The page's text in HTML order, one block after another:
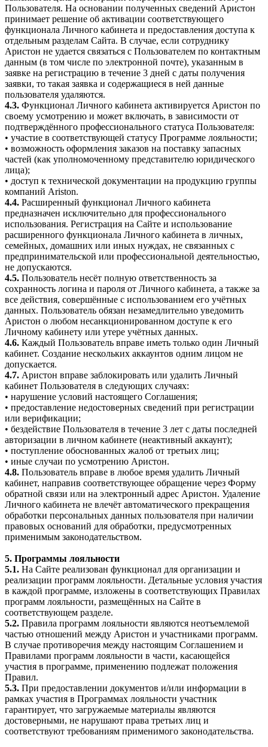
Пользователя. На основании полученных сведений Аристон
принимает решение об активации соответствующего
функционала Личного кабинета и предоставления доступа к
отдельным разделам Сайта. В случае, если сотруднику
Аристон не удается связаться с Пользователем по контактным
данным (в том числе по электронной почте), указанным в
заявке на регистрацию в течение 3 дней с даты получения
заявки, то такая заявка и содержащиеся в ней данные
пользователя удаляются.
4.3. Функционал Личного кабинета активируется Аристон по
своему усмотрению и может включать, в зависимости от
подтверждённого профессионального статуса Пользователя:
• участие в соответствующей статусу Программе лояльности;
• возможность оформления заказов на поставку запасных
частей (как уполномоченному представителю юридического
лица);
• доступ к технической документации на продукцию группы
компаний Ariston.
4.4. Расширенный функционал Личного кабинета
предназначен исключительно для профессионального
использования. Регистрация на Сайте и использование
расширенного функционала Личного кабинета в личных,
семейных, домашних или иных нуждах, не связанных с
предпринимательской или профессиональной деятельностью,
не допускаются.
4.5. Пользователь несёт полную ответственность за
сохранность логина и пароля от Личного кабинета, а также за
все действия, совершённые с использованием его учётных
данных. Пользователь обязан незамедлительно уведомить
Аристон о любом несанкционированном доступе к его
Личному кабинету или утере учётных данных.
4.6. Каждый Пользователь вправе иметь только один Личный
кабинет. Создание нескольких аккаунтов одним лицом не
допускается.
4.7. Аристон вправе заблокировать или удалить Личный
кабинет Пользователя в следующих случаях:
• нарушение условий настоящего Соглашения;
• предоставление недостоверных сведений при регистрации
или верификации;
• бездействие Пользователя в течение 3 лет с даты последней
авторизации в личном кабинете (неактивный аккаунт);
• поступление обоснованных жалоб от третьих лиц;
• иные случаи по усмотрению Аристон.
4.8. Пользователь вправе в любое время удалить Личный
кабинет, направив соответствующее обращение через Форму
обратной связи или на электронный адрес Аристон. Удаление
Личного кабинета не влечёт автоматического прекращения
обработки персональных данных пользователя при наличии
правовых оснований для обработки, предусмотренных
применимым законодательством.
5. Программы лояльности
5.1. На Сайте реализован функционал для организации и
реализации программ лояльности. Детальные условия участия
в каждой программе, изложены в соответствующих Правилах
программ лояльности, размещённых на Сайте в
соответствующем разделе.
5.2. Правила программ лояльности являются неотъемлемой
частью отношений между Аристон и участниками программ.
В случае противоречия между настоящим Соглашением и
Правилами программ лояльности в части, касающейся
участия в программе, применению подлежат положения
Правил.
5.3. При предоставлении документов и/или информации в
рамках участия в Программах лояльности участник
гарантирует, что загружаемые материалы являются
достоверными, не нарушают права третьих лиц и
соответствуют требованиям применимого законодательства.